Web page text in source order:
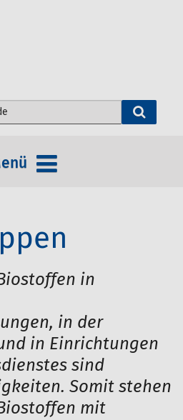
in
in der
in Einrichtungen
sind
Somit stehen
mit